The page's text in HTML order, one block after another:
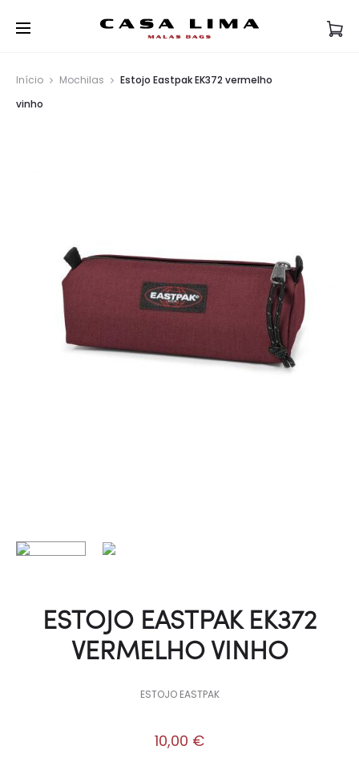
Início Mochilas
Estojo Eastpak EK372 vermelho
vinho
ESTOJO EASTPAK EK372
VERMELHO VINHO
ESTOJO EASTPAK
10,00 €